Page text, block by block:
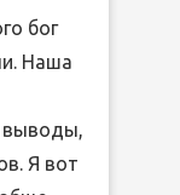
бог
Наша
выводы,
Я вот